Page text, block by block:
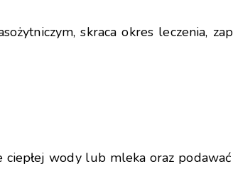
skraca okres leczenia,
wody lub mleka oraz